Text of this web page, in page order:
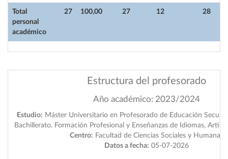
Total
personal
académico
27 100,00 27 12 28
Estructura del profesorado
Año académico: 2023/2024
Estudio: Máster Universitario en Profesorado de Educación
Bachillerato, Formación Profesional y Enseñanzas de Idiomas,
Centro: Facultad de Ciencias Sociales y Humanas
Datos a fecha: 05-07-2026